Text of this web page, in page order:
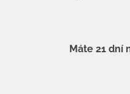
Máte 21 dní